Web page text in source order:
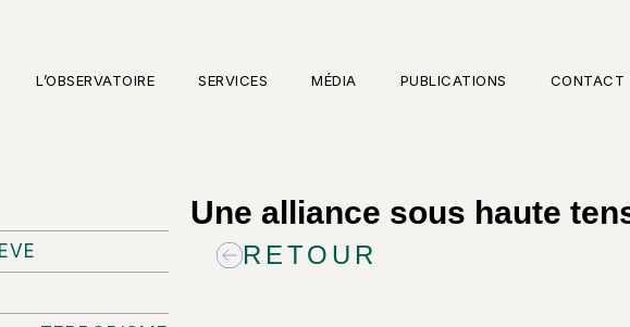
L’OBSERVATOIRE SERVICES MÉDIA PUBLICATIONS CONTACT
Une alliance sous haute
RETOUR